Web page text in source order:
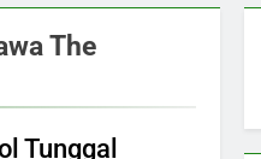
The
Tunggal